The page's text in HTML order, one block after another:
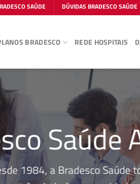
SAÚDE DÚVIDAS BRADESCO SAÚDE
BRADESCO REDE HOSPITAIS
Saúde
1984, a Bradesco Saúde